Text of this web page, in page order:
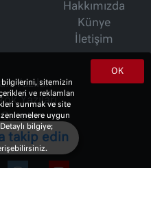
Hakkımızda
Künye
İletişim
Yazıları
Yazıları
OK
bilgilerini, sitemizin
ve reklamları
sunmak ve site
uygun
bilgiye;
takip edin